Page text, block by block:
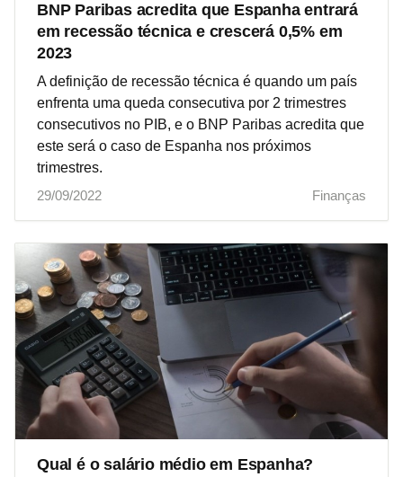
BNP Paribas acredita que Espanha entrará
em recessão técnica e crescerá 0,5% em
2023
A definição de recessão técnica é quando um país
enfrenta uma queda consecutiva por 2 trimestres
consecutivos no PIB, e o BNP Paribas acredita que
este será o caso de Espanha nos próximos
trimestres.
29/09/2022
Finanças
Qual é o salário médio em Espanha?